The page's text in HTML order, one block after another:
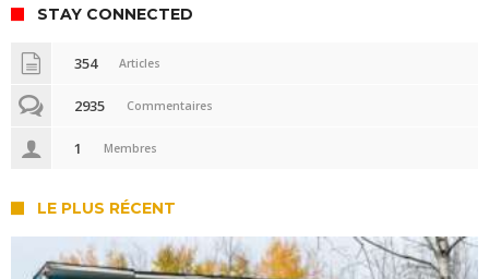
STAY CONNECTED
354 Articles
2935 Commentaires
1 Membres
LE PLUS RÉCENT